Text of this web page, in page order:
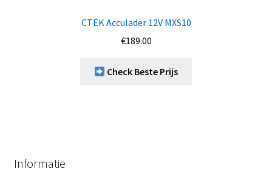
CTEK Acculader 12V MXS10
€189.00
Check Beste Prijs
Informatie